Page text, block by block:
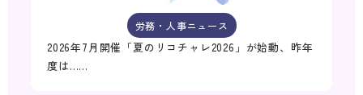
労務・人事ニュース
2026年7月開催「夏のリコチャレ2026」が始動、昨年
度は……